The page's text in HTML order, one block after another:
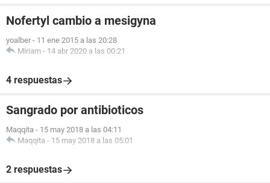
Nofertyl cambio a mesigyna
yoalber - 11 ene 2015 a las 20:28
Miriam - 14 abr 2020 a las 00:21
4 respuestas
Sangrado por antibioticos
Maqqita - 15 may 2018 a las 04:11
Maqqita - 15 may 2018 a las 05:01
2 respuestas